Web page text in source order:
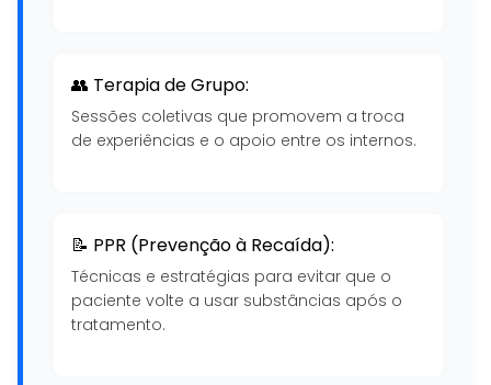
👥 Terapia de Grupo:
Sessões coletivas que promovem a troca
de experiências e o apoio entre os internos.
📝 PPR (Prevenção à Recaída):
Técnicas e estratégias para evitar que o
paciente volte a usar substâncias após o
tratamento.